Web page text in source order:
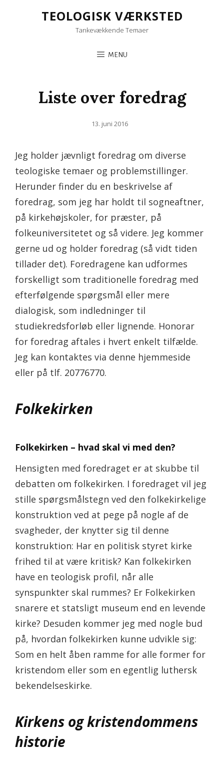
TEOLOGISK VÆRKSTED
Tankevækkende Temaer
MENU
Liste over foredrag
Posted
13. juni 2016
Jeg holder jævnligt foredrag om diverse
teologiske temaer og problemstillinger.
Herunder finder du en beskrivelse af
foredrag, som jeg har holdt til sogneaftner,
på kirkehøjskoler, for præster, på
folkeuniversitetet og så videre. Jeg kommer
gerne ud og holder foredrag (så vidt tiden
tillader det). Foredragene kan udformes
forskelligt som traditionelle foredrag med
efterfølgende spørgsmål eller mere
dialogisk, som indledninger til
studiekredsforløb eller lignende. Honorar
for foredrag aftales i hvert enkelt tilfælde.
Jeg kan kontaktes via denne hjemmeside
eller på tlf. 20776770.
Folkekirken
Folkekirken – hvad skal vi med den?
Hensigten med foredraget er at skubbe til
debatten om folkekirken. I foredraget vil jeg
stille spørgsmålstegn ved den folkekirkelige
konstruktion ved at pege på nogle af de
svagheder, der knytter sig til denne
konstruktion: Har en politisk styret kirke
frihed til at være kritisk? Kan folkekirken
have en teologisk profil, når alle
synspunkter skal rummes? Er Folkekirken
snarere et statsligt museum end en levende
kirke? Desuden kommer jeg med nogle bud
på, hvordan folkekirken kunne udvikle sig:
Som en helt åben ramme for alle former for
kristendom eller som en egentlig luthersk
bekendelseskirke.
Kirkens og kristendommens
historie